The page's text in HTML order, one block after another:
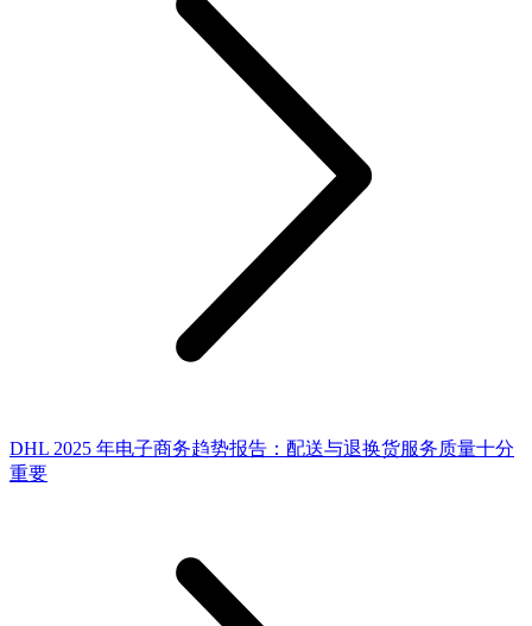
DHL 2025 年电子商务趋势报告：配送与退换货服务质量十分
重要